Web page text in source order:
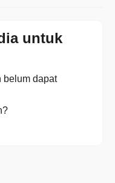
untuk
belum dapat